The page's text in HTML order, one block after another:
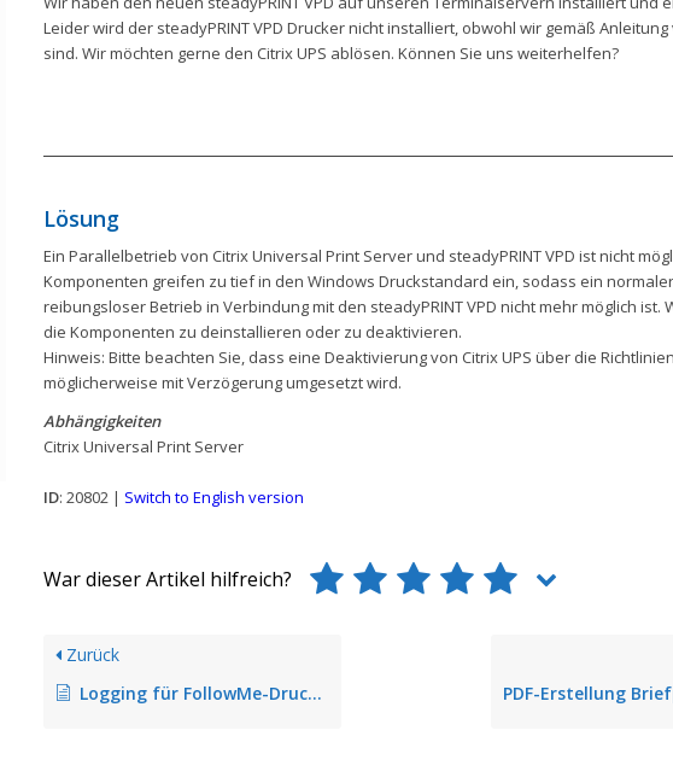
Leider wird der steadyPRINT VPD Drucker nicht installiert, obwohl wir gemäß
sind. Wir möchten gerne den Citrix UPS ablösen. Können Sie uns weiterhelfen?
Lösung
Ein Parallelbetrieb von Citrix Universal Print Server und steadyPRINT VPD ist nicht
Komponenten greifen zu tief in den Windows Druckstandard ein, sodass ein
reibungsloser Betrieb in Verbindung mit den steadyPRINT VPD nicht mehr möglich ist.
die Komponenten zu deinstallieren oder zu deaktivieren.
Hinweis: Bitte beachten Sie, dass eine Deaktivierung von Citrix UPS über die Richtlinien
möglicherweise mit Verzögerung umgesetzt wird.
Abhängigkeiten
Citrix Universal Print Server
ID: 20802 | Switch to English version
War dieser Artikel hilfreich?
Zurück
Logging für FollowMe-Drucken